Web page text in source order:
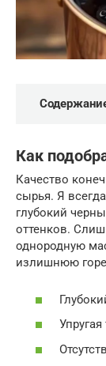
Как
Качество
сырья. Я
глубокий
оттенков.
однородную
излишнюю